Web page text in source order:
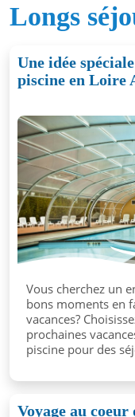
Longs
Une idée
piscine en Loire
Vous cherchez un
bons moments en
vacances?
prochaines
piscine pour des
Voyage au